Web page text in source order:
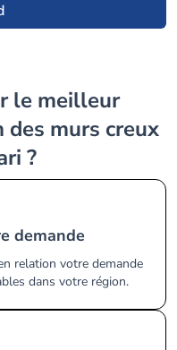
murs creux
?
demande
relation votre demande
dans votre région.